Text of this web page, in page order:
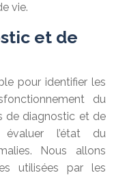
vie.
et de
pour identifier les
du
de diagnostic et de
l’état du
Nous allons
utilisées par les